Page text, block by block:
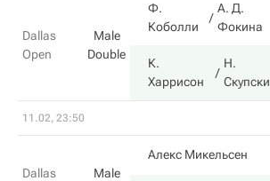
Dallas
Open
Male
Double
Ф.
Коболли
А. Д.
Фокина
К.
Харрисон
Н.
Скупски
11.02, 23:50
Dallas
Male
Алекс Микельсен